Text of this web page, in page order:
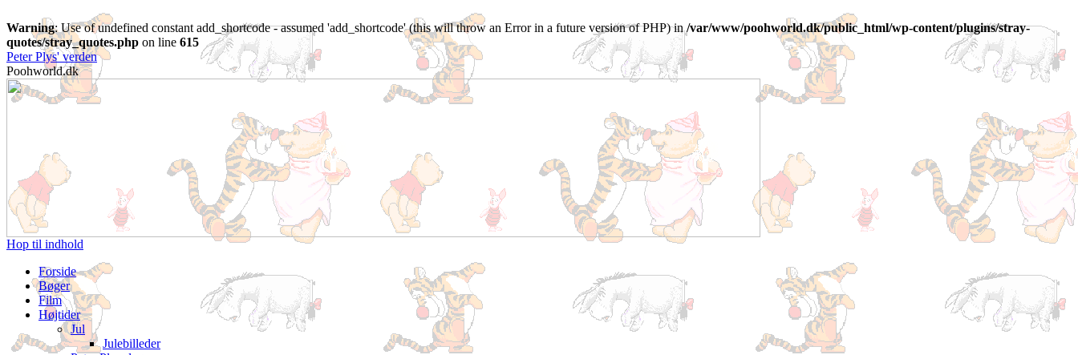
Warning: Use of undefined constant add_shortcode - assumed 'add_shortcode' (this will throw an Error in a future version of PHP) in/var/www/poohworld.dk/public_html/wp-content/plugins/stray-
quotes/stray_quotes.php on line 615
Peter Plys' verden
Poohworld.dk
Hop til indhold
Forside
Bøger
Film
Højtider
Jul
Julebilleder